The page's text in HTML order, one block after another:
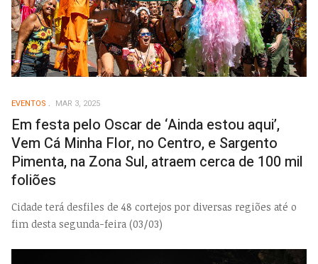
EVENTOS MAR 3, 2025
Em festa pelo Oscar de ‘Ainda estou aqui’,
Vem Cá Minha Flor, no Centro, e Sargento
Pimenta, na Zona Sul, atraem cerca de 100 mil
foliões
Cidade terá desfiles de 48 cortejos por diversas regiões até o
fim desta segunda-feira (03/03)